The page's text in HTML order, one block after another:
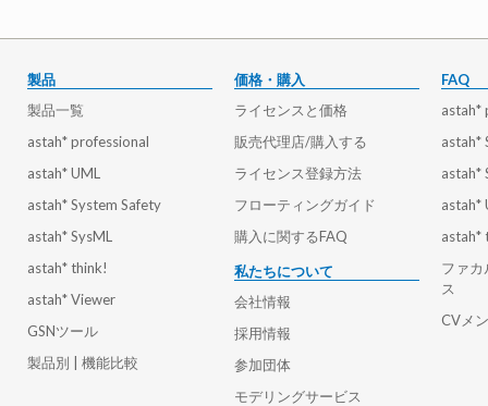
製品
製品一覧
astah* professional
astah* UML
astah* System Safety
astah* SysML
astah* think!
astah* Viewer
GSNツール
製品別 | 機能比較
価格・購入
ライセンスと価格
販売代理店/購入する
ライセンス登録方法
フローティングガイド
購入に関するFAQ
私たちについて
会社情報
採用情報
参加団体
モデリングサービス
FAQ
astah*
astah*
astah*
astah*
astah*
ファカ
ス
CVメ